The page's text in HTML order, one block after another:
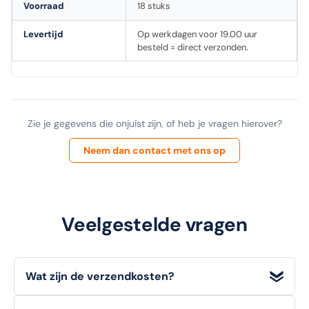
Voorraad 18 stuks
Levertijd
Op werkdagen voor 19.00 uur
besteld = direct verzonden.
Zie je gegevens die onjuist zijn, of heb je vragen hierover?
Neem dan contact met ons op
Veelgestelde vragen
Wat zijn de verzendkosten?